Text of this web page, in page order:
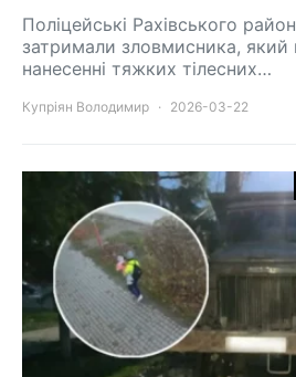
Поліцейські Рахівського
затримали зловмисника, який
нанесенні тяжких тілесних…
Купріян Володимир 2026-03-22